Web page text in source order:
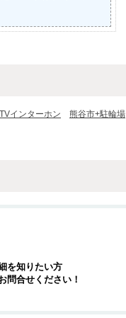
インターホン 熊谷市+駐輪場
を知りたい方
問合せください！